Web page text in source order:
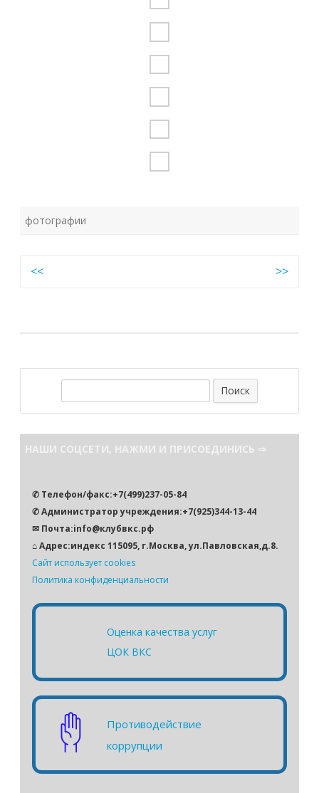
фотографии
Навигация
<< >>
НАШИ СОЦСЕТИ, НАЖМИ И ПРИСОЕДИНИСЬ ⇒
✆ Телефон/факс:+7(499)237-05-84
✆ Администратор учреждения:+7(925)344-13-44
✉ Почта:info@клубвкс.рф
⌂ Адрес:индекс 115095, г.Москва, ул.Павловская,д.8.
Сайт использует cookies
Политика конфиденциальности
Оценка качества услуг
ЦОК ВКС
Противодействие
коррупции